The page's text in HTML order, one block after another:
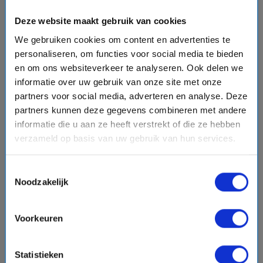
Deze website maakt gebruik van cookies
We gebruiken cookies om content en advertenties te
personaliseren, om functies voor social media te bieden
en om ons websiteverkeer te analyseren. Ook delen we
informatie over uw gebruik van onze site met onze
partners voor social media, adverteren en analyse. Deze
partners kunnen deze gegevens combineren met andere
informatie die u aan ze heeft verstrekt of die ze hebben
verzameld op basis van uw gebruik van hun services.
Noodzakelijk
Voorkeuren
Statistieken
vervalt de reservering automatisch en
kosteloos. Zo kan je er nog even over
nadenken, zonder stress.
€0,00
Reserveren is gratis
Aanbetaling - direct bevestigen
Meest gekozen
Doe nu een aanbetaling om de boeking te
bevestigen en voldoe het restantbedrag voor
16-05-2027